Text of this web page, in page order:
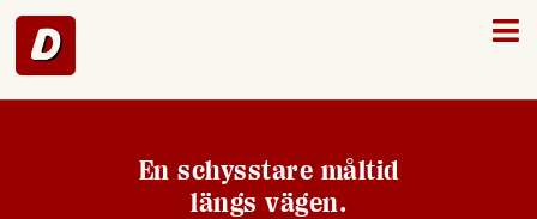
Mariestad – 24
En schysstare måltid
längs vägen.